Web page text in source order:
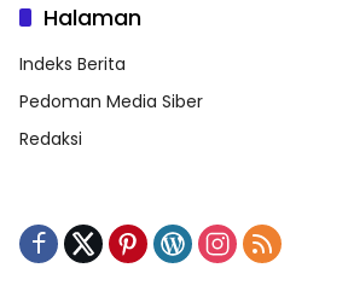
Halaman
Indeks Berita
Pedoman Media Siber
Redaksi